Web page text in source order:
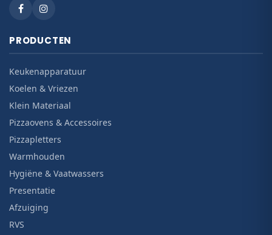
PRODUCTEN
Keukenapparatuur
Koelen & Vriezen
Klein Materiaal
Pizzaovens & Accessoires
Pizzapletters
Warmhouden
Hygiëne & Vaatwassers
Presentatie
Afzuiging
RVS